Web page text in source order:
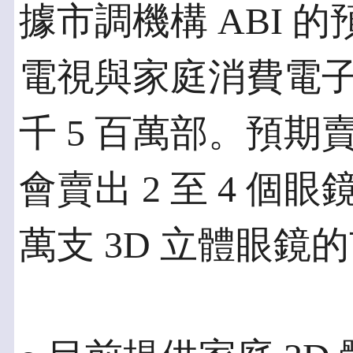
據市調機構 ABI 的
電視與家庭消費電
千 5 百萬部。預期
會賣出 2 至 4 個眼
萬支 3D 立體眼鏡